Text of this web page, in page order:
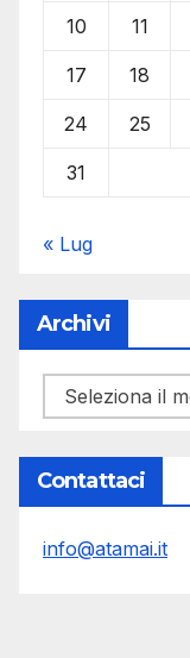
10 11
17 18
24 25
31
« Lug
Archivi
Archivi
Contattaci
info@atamai.it